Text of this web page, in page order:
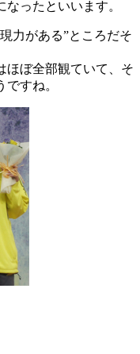
ったといいます。
力がある”ところだそ
ほぼ全部観ていて、そ
すね。